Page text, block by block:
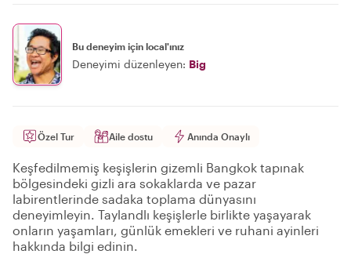
Bu deneyim için local'ınız
Deneyimi düzenleyen: Big
Özel Tur Aile dostu Anında Onaylı
Keşfedilmemiş keşişlerin gizemli Bangkok tapınak
bölgesindeki gizli ara sokaklarda ve pazar
labirentlerinde sadaka toplama dünyasını
deneyimleyin. Taylandlı keşişlerle birlikte yaşayarak
onların yaşamları, günlük emekleri ve ruhani ayinleri
hakkında bilgi edinin.